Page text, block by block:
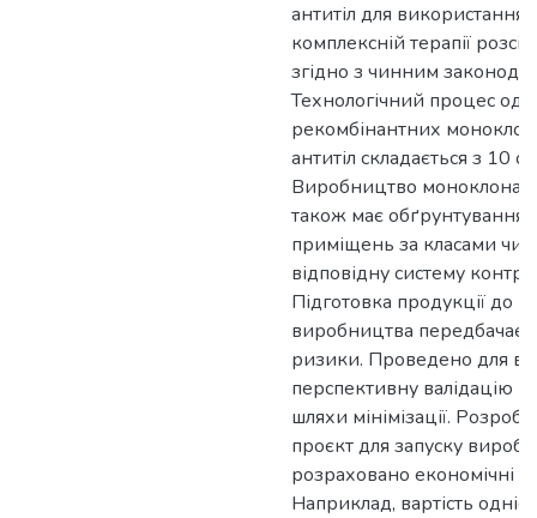
антитіл для використання
комплексній терапії
згідно з чинним
Технологічний процес
рекомбінантних
антитіл складається з 10
Виробництво
також має обґрунтування
приміщень за класами
відповідну систему
Підготовка продукції до
виробництва передбачає
ризики. Проведено для
перспективну валідацію і
шляхи мінімізації.
проєкт для запуску
розраховано економічні
Наприклад, вартість